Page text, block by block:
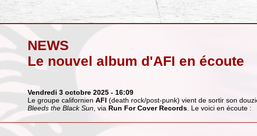
NEWS
Le nouvel album d'AFI en écoute
Vendredi 3 octobre 2025 - 16:09
Le groupe californien AFI (death rock/post-punk) vient de sortir son
Bleeds the Black Sun, via Run For Cover Records. Le voici en écoute :